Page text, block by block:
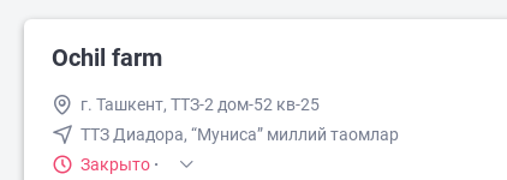
Ochil farm
г. Ташкент, ТТЗ-2 дом-52 кв-25
ТТЗ Диадора, “Муниса” миллий таомлар
Закрыто ·